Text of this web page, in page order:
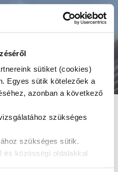
sütiket (cookies)
Egyes sütik kötelezőek a
azonban a következő
szükséges
szükséges sütik.
és közösségi oldalakkal
Szervizfüzet
tartozó email címet, és